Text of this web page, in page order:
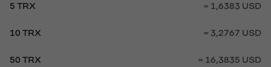
5 TRX = 1,6383 USD
10 TRX = 3,2767 USD
50 TRX = 16,3835 USD